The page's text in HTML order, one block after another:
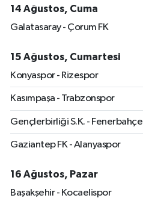
14 Ağustos, Cuma
Galatasaray - Çorum FK
15 Ağustos, Cumartesi
Konyaspor - Rizespor
Kasımpaşa - Trabzonspor
Gençlerbirliği S.K. - Fenerbahçe
Gaziantep FK - Alanyaspor
16 Ağustos, Pazar
Başakşehir - Kocaelispor